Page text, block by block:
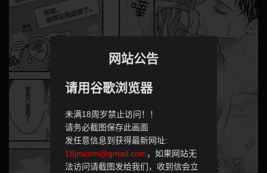
网站公告
请用谷歌浏览器
未满18周岁禁止访问！！
请务必截图保存此画面
发任意信息到获得最新网址:
18jmcom@gmail.com，如果网站无
法访问请截图发给我们，收到信会立